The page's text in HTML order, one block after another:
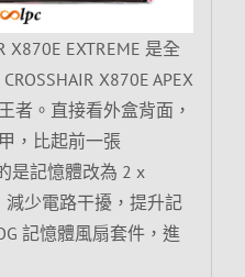
X870E EXTREME 是全
X870E APEX
者。直接看外盒背面，
，比起前一張
是記憶體改為 2 x
減少電路干擾，提升記
記憶體風扇套件，進